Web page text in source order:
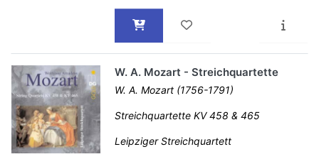
W. A. Mozart - Streichquartette
W. A. Mozart (1756-1791)
Streichquartette KV 458 & 465
Leipziger Streichquartett